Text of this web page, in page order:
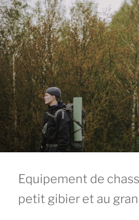
Equipement de
petit gibier et au